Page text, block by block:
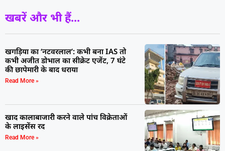
खबरें और भी हैं...
खगड़िया का ‘नटवरलाल’: कभी बना IAS तो
कभी अजीत डोभाल का सीक्रेट एजेंट, 7 घंटे
की छापेमारी के बाद धराया
Read More »
खाद कालाबाजारी करने वाले पांच विक्रेताओं
के लाइसेंस रद
Read More »